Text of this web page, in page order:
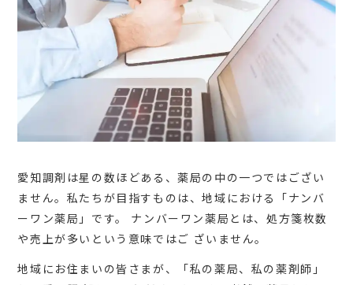
愛知調剤は星の数ほどある、薬局の中の⼀つではござい
ません。私たちが⽬指すものは、地域における「ナンバ
ーワン薬局」です。 ナンバーワン薬局とは、処⽅箋枚数
や売上が多いという意味ではご ざいません。
地域にお住まいの皆さまが、「私の薬局、私の薬剤師」